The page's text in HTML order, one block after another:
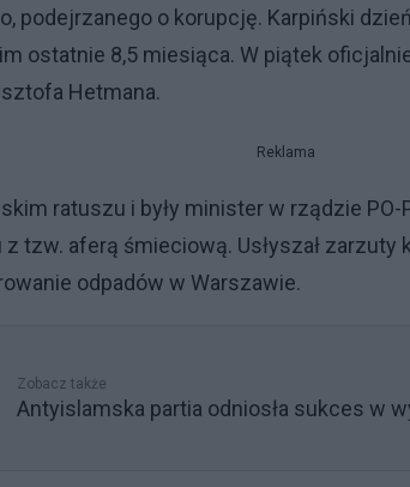
podejrzanego o korupcję. Karpiński
ostatnie 8,5 miesiąca. W piątek
Hetmana.
Reklama
ratuszu i były minister w rządzie
tzw. aferą śmieciową. Usłyszał
odpadów w Warszawie.
Zobacz także
Antyislamska partia odniosła sukces w